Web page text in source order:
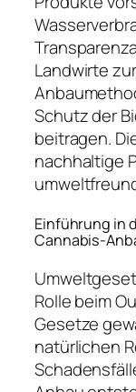
Landwirte
Schutz der
beitragen.
nachhaltige
Einführung in
Cannabis-
Rolle beim
Gesetze
natürlichen